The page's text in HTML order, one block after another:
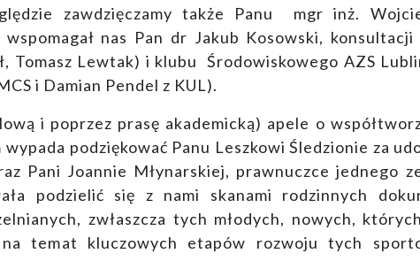
zawdzięczamy także Panu mgr inż.
nas Pan dr Jakub Kosowski,
Tomasz Lewtak) i klubu Środowiskowego AZS
i Damian Pendel z KUL).
i poprzez prasę akademicką) apele o
podziękować Panu Leszkowi Śledzionie za
Pani Joannie Młynarskiej, prawnuczce jednego
podzielić się z nami skanami rodzinnych
zwłaszcza tych młodych, nowych,
temat kluczowych etapów rozwoju tych